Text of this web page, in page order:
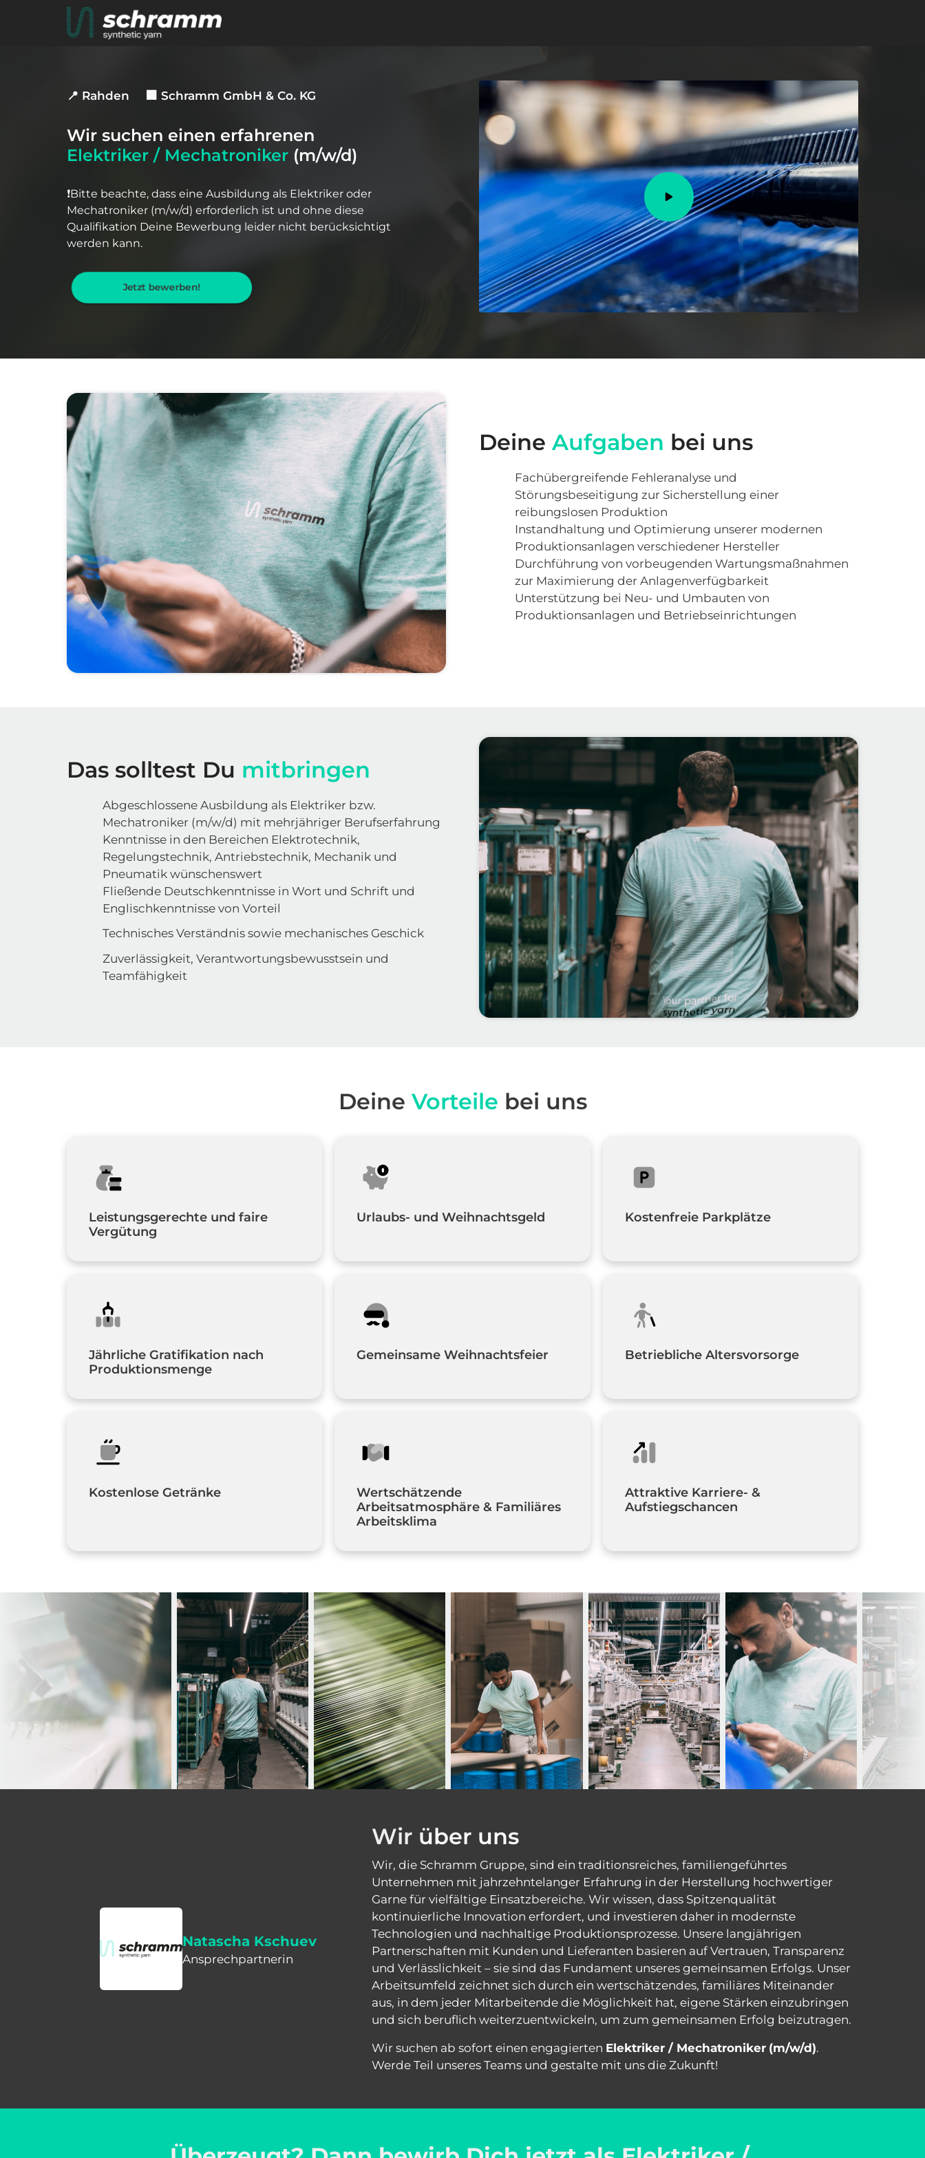
📍 Rahden 🏢 Schramm GmbH & Co. KG
Elektriker / Mechatroniker (m/w/d)
❗️Bitte beachte, dass eine Ausbildung als Elektriker oder
Mechatroniker (m/w/d) erforderlich ist und ohne diese
Qualifikation Deine Bewerbung leider nicht berücksichtigt
werden kann.
Jetzt bewerben!
Deine Aufgaben bei uns
Fachübergreifende Fehleranalyse und
Störungsbeseitigung zur Sicherstellung einer
reibungslosen Produktion
Instandhaltung und Optimierung unserer modernen
Produktionsanlagen verschiedener Hersteller
Durchführung von vorbeugenden Wartungsmaßnahmen
zur Maximierung der Anlagenverfügbarkeit
Unterstützung bei Neu- und Umbauten von
Produktionsanlagen und Betriebseinrichtungen
Das solltest Du mitbringen
Abgeschlossene Ausbildung als Elektriker bzw.
Mechatroniker (m/w/d) mit mehrjähriger Berufserfahrung
Kenntnisse in den Bereichen Elektrotechnik,
Regelungstechnik, Antriebstechnik, Mechanik und
Pneumatik wünschenswert
Fließende Deutschkenntnisse in Wort und Schrift und
Englischkenntnisse von Vorteil
Technisches Verständnis sowie mechanisches Geschick
Zuverlässigkeit, Verantwortungsbewusstsein und
Teamfähigkeit
Deine Vorteile bei uns
Leistungsgerechte und faire
Vergütung
Urlaubs- und Weihnachtsgeld Kostenfreie Parkplätze
Jährliche Gratifikation nach
Produktionsmenge
Gemeinsame Weihnachtsfeier Betriebliche Altersvorsorge
Kostenlose Getränke
Wertschätzende
Arbeitsatmosphäre & Familiäres
Arbeitsklima
Attraktive Karriere- &
Aufstiegschancen
Natascha Kschuev
Ansprechpartnerin
Wir über uns
Wir, die Schramm Gruppe, sind ein traditionsreiches,
Unternehmen mit jahrzehntelanger Erfahrung in der Herstellung
Garne für vielfältige Einsatzbereiche. Wir wissen, dass
kontinuierliche Innovation erfordert, und investieren daher in
Technologien und nachhaltige Produktionsprozesse. Unsere
Partnerschaften mit Kunden und Lieferanten basieren auf Vertrauen,
und Verlässlichkeit – sie sind das Fundament unseres gemeinsamen Erfolgs.
Arbeitsumfeld zeichnet sich durch ein wertschätzendes, familiäres
aus, in dem jeder Mitarbeitende die Möglichkeit hat, eigene Stärken
und sich beruflich weiterzuentwickeln, um zum gemeinsamen Erfolg beizutragen.
Wir suchen ab sofort einen engagierten Elektriker / Mechatroniker (m/w/d)
Werde Teil unseres Teams und gestalte mit uns die Zukunft!